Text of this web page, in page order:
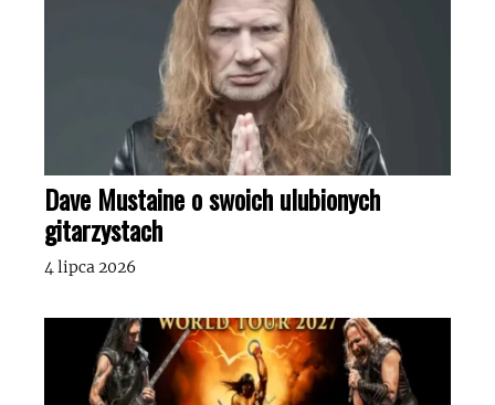
Dave Mustaine o swoich ulubionych
gitarzystach
4 lipca 2026